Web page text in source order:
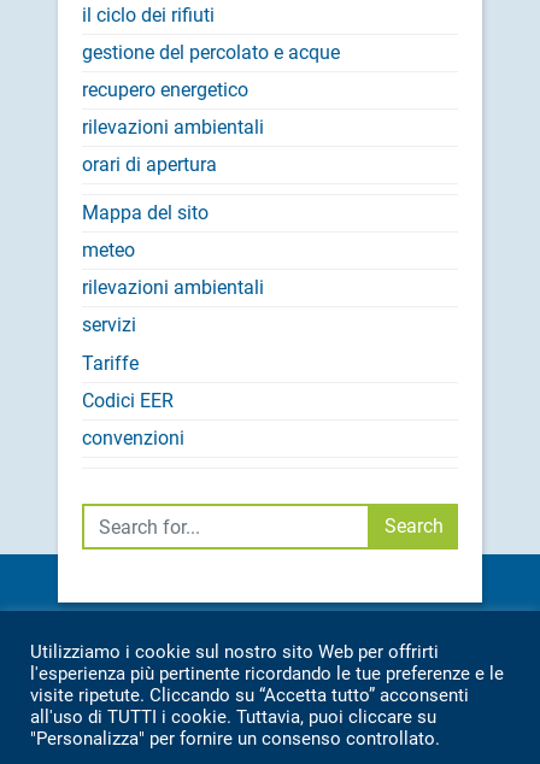
il ciclo dei rifiuti
gestione del percolato e acque
recupero energetico
rilevazioni ambientali
orari di apertura
Mappa del sito
meteo
rilevazioni ambientali
servizi
Tariffe
Codici EER
convenzioni
Cerca Search
CONTATTI:
SEDE: TEL.071 7976209
IMPIANTO: TEL.071 7976369
INFO@ASAMBIENTE.IT
Utilizziamo i cookie sul nostro sito Web per offrirti
l'esperienza più pertinente ricordando le tue preferenze e le
visite ripetute. Cliccando su “Accetta tutto” acconsenti
all'uso di TUTTI i cookie. Tuttavia, puoi cliccare su
"Personalizza" per fornire un consenso controllato.